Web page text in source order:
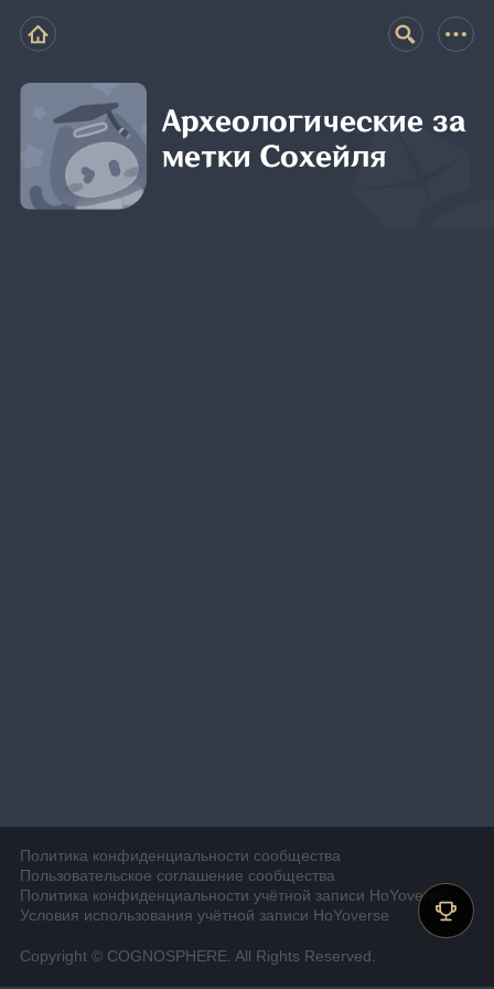
Археологические за
метки Сохейля
Политика конфиденциальности сообщества
Пользовательское соглашение сообщества
Политика конфиденциальности учётной записи HoYoverse
Условия использования учётной записи HoYoverse
Copyright © COGNOSPHERE. All Rights Reserved.